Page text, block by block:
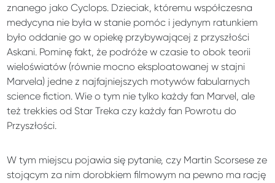
znanego jako Cyclops. Dzieciak, któremu współczesna
medycyna nie była w stanie pomóc i jedynym ratunkiem
było oddanie go w opiekę przybywającej z przyszłości
Askani. Pominę fakt, że podróże w czasie to obok teorii
wieloświatów (równie mocno eksploatowanej w stajni
Marvela) jedne z najfajniejszych motywów fabularnych
science fiction. Wie o tym nie tylko każdy fan Marvel, ale
też trekkies od Star Treka czy każdy fan Powrotu do
Przyszłości.
W tym miejscu pojawia się pytanie, czy Martin Scorsese ze
stojącym za nim dorobkiem filmowym na pewno ma rację